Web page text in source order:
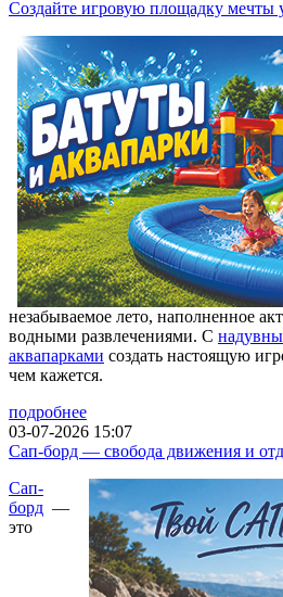
Создайте игровую площадку мечты
незабываемое лето, наполненное
водными развлечениями. С
аквапарками создать настоящую
чем кажется.
подробнее
03-07-2026 15:07
Сап-борд — свобода движения и
Сап-
борд —
это